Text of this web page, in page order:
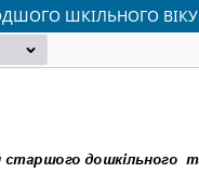
ШКІЛЬНОГО ВІКУ